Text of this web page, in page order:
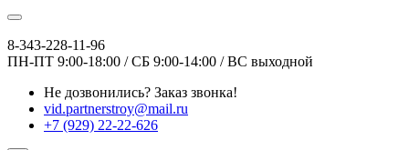
8-343-228-11-96
ПН-ПТ 9:00-18:00 / СБ 9:00-14:00 / ВС выходной
Не дозвонились? Заказ звонка!
vid.partnerstroy@mail.ru
+7 (929) 22-22-626